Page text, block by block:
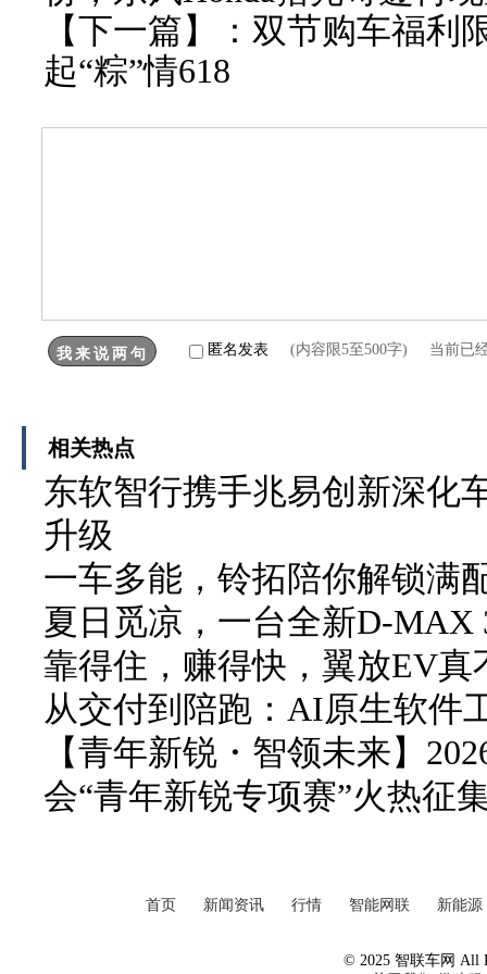
【下一篇】： 双节购车福利
起“粽”情618
匿名发表 (内容限5至500字) 当前已
相关热点
东软智行携手兆易创新深化
升级
一车多能，铃拓陪你解锁满
夏日觅凉，一台全新D-MAX
靠得住，赚得快，翼放EV真
从交付到陪跑：AI原生软件
【青年新锐・智领未来】
会“青年新锐专项赛”火热征
首页 新闻资讯 行情 智能网联 新能源
© 2025 智联车网 All